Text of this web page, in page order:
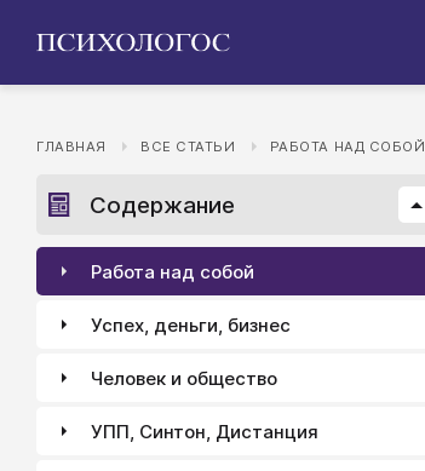
ГЛАВНАЯ ВСЕ СТАТЬИ РАБОТА НАД СОБОЙ
Содержание
Работа над собой
Успех, деньги, бизнес
Человек и общество
УПП, Синтон, Дистанция